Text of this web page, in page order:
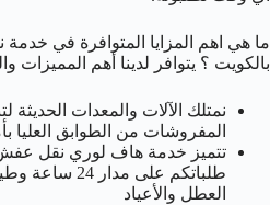
ما هي اهم المزايا المتوافرة في
بالكويت ؟ يتوافر لدينا أهم المميزات
نمتلك الآلات والمعدات الحديثة
المفروشات من الطوابق العليا
تتميز خدمة هاف لوري نقل عفش
طلباتكم على
العطل والأعياد